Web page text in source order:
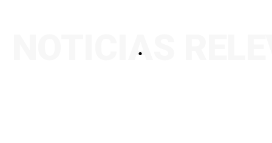
.
NOTICIAS